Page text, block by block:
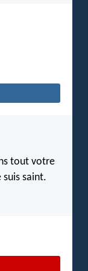
tout votre
suis saint.